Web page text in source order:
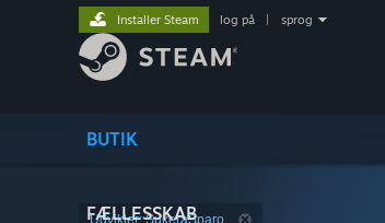
BUTIK
FÆLLESSKAB
Installer Steam log på sprog
Udvikler: SukeraSparo